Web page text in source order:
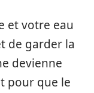
et votre eau
de garder la
devienne
pour que le